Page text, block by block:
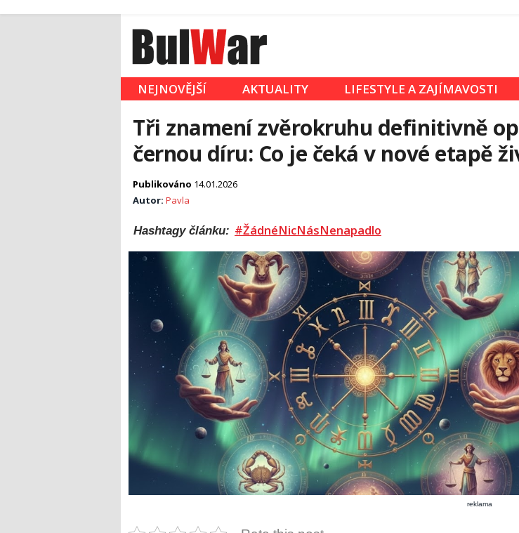
NEJNOVĚJŠÍ AKTUALITY LIFESTYLE A ZAJÍMAVOSTI
Tři znamení zvěrokruhu definitivně
černou díru: Co je čeká v nové etapě
Publikováno 14.01.2026
Autor: Pavla
Hashtagy článku: #ŽádnéNicNásNenapadlo
reklama